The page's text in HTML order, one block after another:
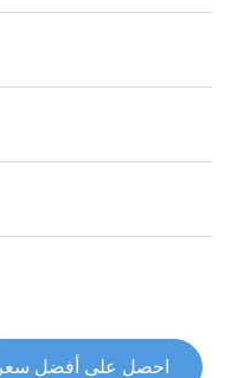
احصل على أفضل سعر